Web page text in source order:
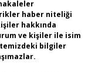
haber niteliği
hakkında
ve kişiler ile isim
bilgiler